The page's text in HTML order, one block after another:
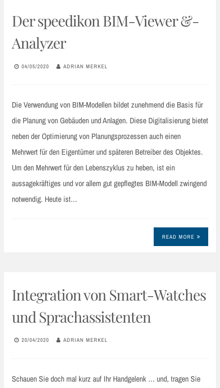
Der speedikon BIM-Viewer &-
Analyzer
04/05/2020 ADRIAN MERKEL
Die Verwendung von BIM-Modellen bildet zunehmend die Basis für
die Planung von Gebäuden und Anlagen. Diese Digitalisierung bietet
neben der Optimierung von Planungsprozessen auch einen
Mehrwert für den Eigentümer und späteren Betreiber des Objektes.
Um den Mehrwert für den Lebenszyklus zu heben, ist ein
aussagekräftiges und vor allem gut gepflegtes BIM-Modell zwingend
notwendig. Heute ist…
READ MORE
Integration von Smart-Watches
und Sprachassistenten
20/04/2020 ADRIAN MERKEL
Schauen Sie doch mal kurz auf Ihr Handgelenk … und, tragen Sie